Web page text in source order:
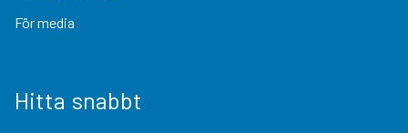
För media
Hitta snabbt